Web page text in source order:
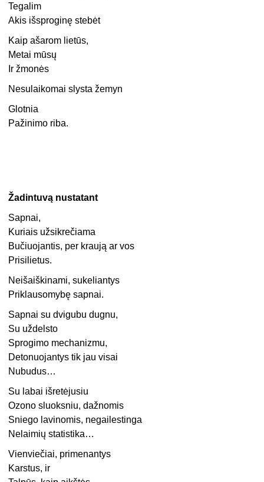
Tegalim
Akis išsproginę stebėt
Kaip ašarom lietūs,
Metai mūsų
Ir žmonės
Nesulaikomai slysta žemyn
Glotnia
Pažinimo riba.
Žadintuvą nustatant
Sapnai,
Kuriais užsikrečiama
Bučiuojantis, per kraują ar vos
Prisilietus.
Neišaiškinami, sukeliantys
Priklausomybę sapnai.
Sapnai su dvigubu dugnu,
Su uždelsto
Sprogimo mechanizmu,
Detonuojantys tik jau visai
Nubudus…
Su labai išretėjusiu
Ozono sluoksniu, dažnomis
Sniego lavinomis, negailestinga
Nelaimių statistika…
Vienviečiai, primenantys
Karstus, ir